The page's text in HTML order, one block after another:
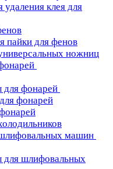
удаления клея для
пайки для фенов
ножниц
для фонарей
фонарей
машин
для шлифовальных